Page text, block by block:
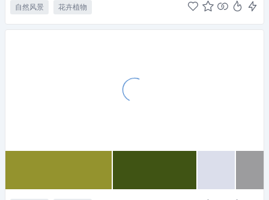
自然风景 花卉植物